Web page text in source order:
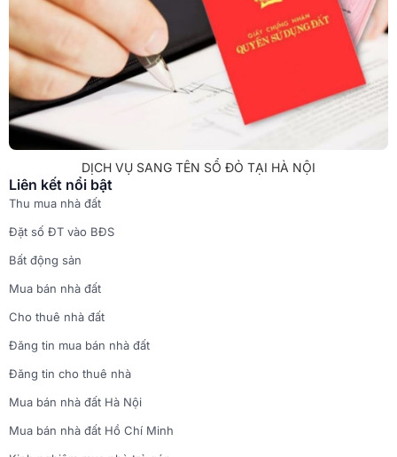
DỊCH VỤ SANG TÊN SỔ ĐỎ TẠI HÀ NỘI
Liên kết nổi bật
Thu mua nhà đất
Đặt số ĐT vào BĐS
Bất động sản
Mua bán nhà đất
Cho thuê nhà đất
Đăng tin mua bán nhà đất
Đăng tin cho thuê nhà
Mua bán nhà đất Hà Nội
Mua bán nhà đất Hồ Chí Minh